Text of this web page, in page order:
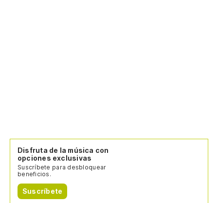
Disfruta de la música con
opciones exclusivas
Suscríbete para desbloquear
beneficios.
Suscríbete